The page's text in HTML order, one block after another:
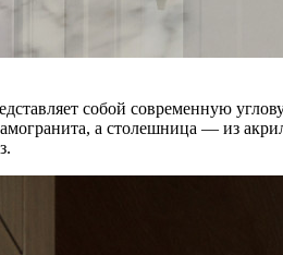
собой современную
а столешница — из